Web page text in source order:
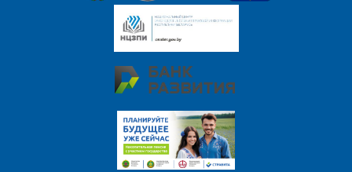
Комментарий*
Я согласен на
персональных данных